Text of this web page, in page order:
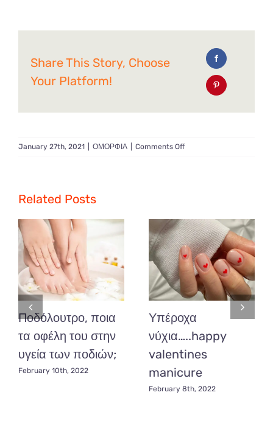
Share This Story, Choose
Your Platform!
January 27th, 2021 ΟΜΟΡΦΙΑ Comments Offon
προσώπου…
Related Posts
Ποδόλουτρο, ποια
τα οφέλη του στην
υγεία των ποδιών;
February 10th, 2022
Υπέροχα
νύχια…..happy
valentines
manicure
February 8th, 2022